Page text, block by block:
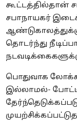
கூட்டத்தில்தான்
சபாநாயகர்
தொடர்ந்து
பொதுவாக
இல்லாமல்-